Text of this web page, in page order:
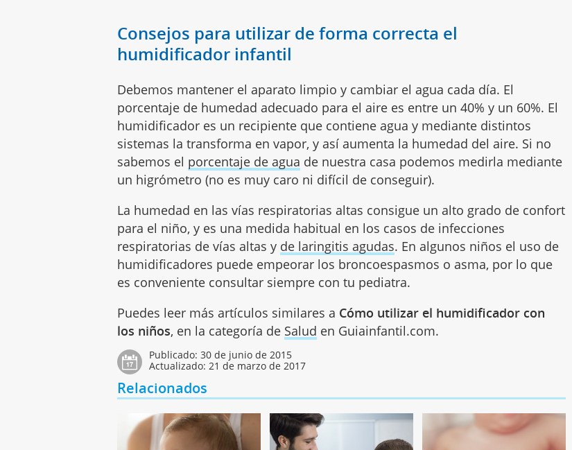
Consejos para utilizar de forma correcta el
humidificador infantil
Debemos mantener el aparato limpio y cambiar el agua cada día. El
porcentaje de humedad adecuado para el aire es entre un 40% y un 60%. El
humidificador es un recipiente que contiene agua y mediante distintos
sistemas la transforma en vapor, y así aumenta la humedad del aire. Si no
sabemos el porcentaje de agua de nuestra casa podemos medirla mediante
un higrómetro (no es muy caro ni difícil de conseguir).
La humedad en las vías respiratorias altas consigue un alto grado de confort
para el niño, y es una medida habitual en los casos de infecciones
respiratorias de vías altas y de laringitis agudas. En algunos niños el uso de
humidificadores puede empeorar los broncoespasmos o asma, por lo que
es conveniente consultar siempre con tu pediatra.
Puedes leer más artículos similares a Cómo utilizar el humidificador con
los niños, en la categoría de Salud en Guiainfantil.com.
Publicado:30 de junio de 2015
Actualizado:21 de marzo de 2017
Relacionados